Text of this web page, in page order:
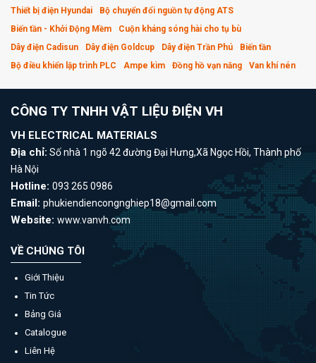
Thiết bị điện Hyundai
Bộ chuyển đổi nguồn tự động ATS
Biến tần - Khởi Động Mềm
Cuộn kháng sóng hài cho tụ bù
Dây điện Cadisun
Dây điện Goldcup Dây điện Trần Phú
Biến tần
Bộ điều khiển lập trình PLC
Ampe kìm Đồng hồ vạn năng Van khí nén
CÔNG TY TNHH VẬT LIỆU ĐIỆN VH
VH ELECTRICAL MATERIALS
Địa chỉ: Số nhà 1 ngõ 42 đường Đại Hưng,Xã Ngọc Hồi, Thành phố
Hà Nội
Hotline: 093 265 0986
Email: phukiendiencongnghiep18@gmail.com
Website: www.vanvh.com
VỀ CHÚNG TÔI
Giới Thiệu
Tin Tức
Bảng Giá
Catalogue
Liên Hệ